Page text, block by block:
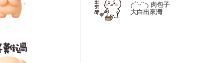
₍ᵔ´ˋᵕˋˊᵔ₎ 肉包子
大白出來灣